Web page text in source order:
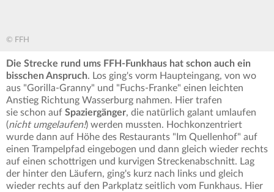
© FFH
Die Strecke rund ums FFH-Funkhaus hat schon auch ein
bisschen Anspruch. Los ging's vorm Haupteingang, von wo
aus "Gorilla-Granny" und "Fuchs-Franke" einen leichten
Anstieg Richtung Wasserburg nahmen. Hier trafen
sie schon auf Spaziergänger, die natürlich galant umlaufen
(nicht umgelaufen!) werden mussten. Hochkonzentriert
wurde dann auf Höhe des Restaurants "Im Quellenhof" auf
einen Trampelpfad eingebogen und dann gleich wieder rechts
auf einen schottrigen und kurvigen Streckenabschnitt. Lag
der hinter den Läufern, ging's kurz nach links und gleich
wieder rechts auf den Parkplatz seitlich vom Funkhaus. Hier